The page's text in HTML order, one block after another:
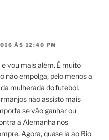
ÀS 12:40 PM
vou mais além. É muito
não empolga, pelo menos a
mulherada do futebol.
não assisto mais
se vão ganhar ou
a Alemanha nos
Agora, quase ia ao Rio